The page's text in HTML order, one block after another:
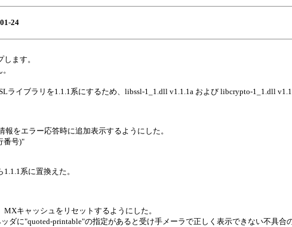
24
ます。
イブラリを1.1.1系にするため、libssl-1_1.dll v1.1.1a および libcrypto-1_1.dll
をエラー応答時に追加表示するようにした。
番号)"
系に置換えた。
キャッシュをリセットするようにした。
に"quoted-printable"の指定があると受け手メーラで正しく表示できない不具合の